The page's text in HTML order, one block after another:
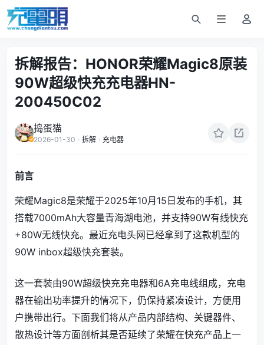
拆解报告：HONOR荣耀Magic8原装
90W超级快充充电器HN-
200450C02
捣蛋猫
2026-01-30 · 拆解 · 充电器
前言
荣耀Magic8是荣耀于2025年10月15日发布的手机，其
搭载7000mAh大容量青海湖电池，并支持90W有线快充
+80W无线快充。最近充电头网已经拿到了这款机型的
90W inbox超级快充套装。
这一套装由90W超级快充充电器和6A充电线组成，充电
器在输出功率提升的情况下，仍保持紧凑设计，方便用
户携带出行。下面我们将从产品内部结构、关键器件、
散热设计等方面剖析其是否延续了荣耀在快充产品上一